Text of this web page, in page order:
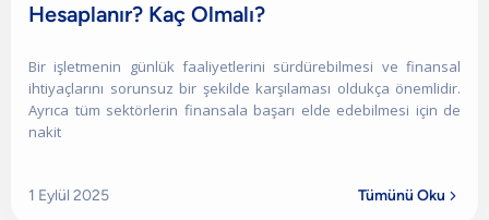
Hesaplanır? Kaç Olmalı?
Bir işletmenin günlük faaliyetlerini sürdürebilmesi ve finansal
ihtiyaçlarını sorunsuz bir şekilde karşılaması oldukça önemlidir.
Ayrıca tüm sektörlerin finansala başarı elde edebilmesi için de
nakit
1 Eylül 2025 Tümünü Oku 